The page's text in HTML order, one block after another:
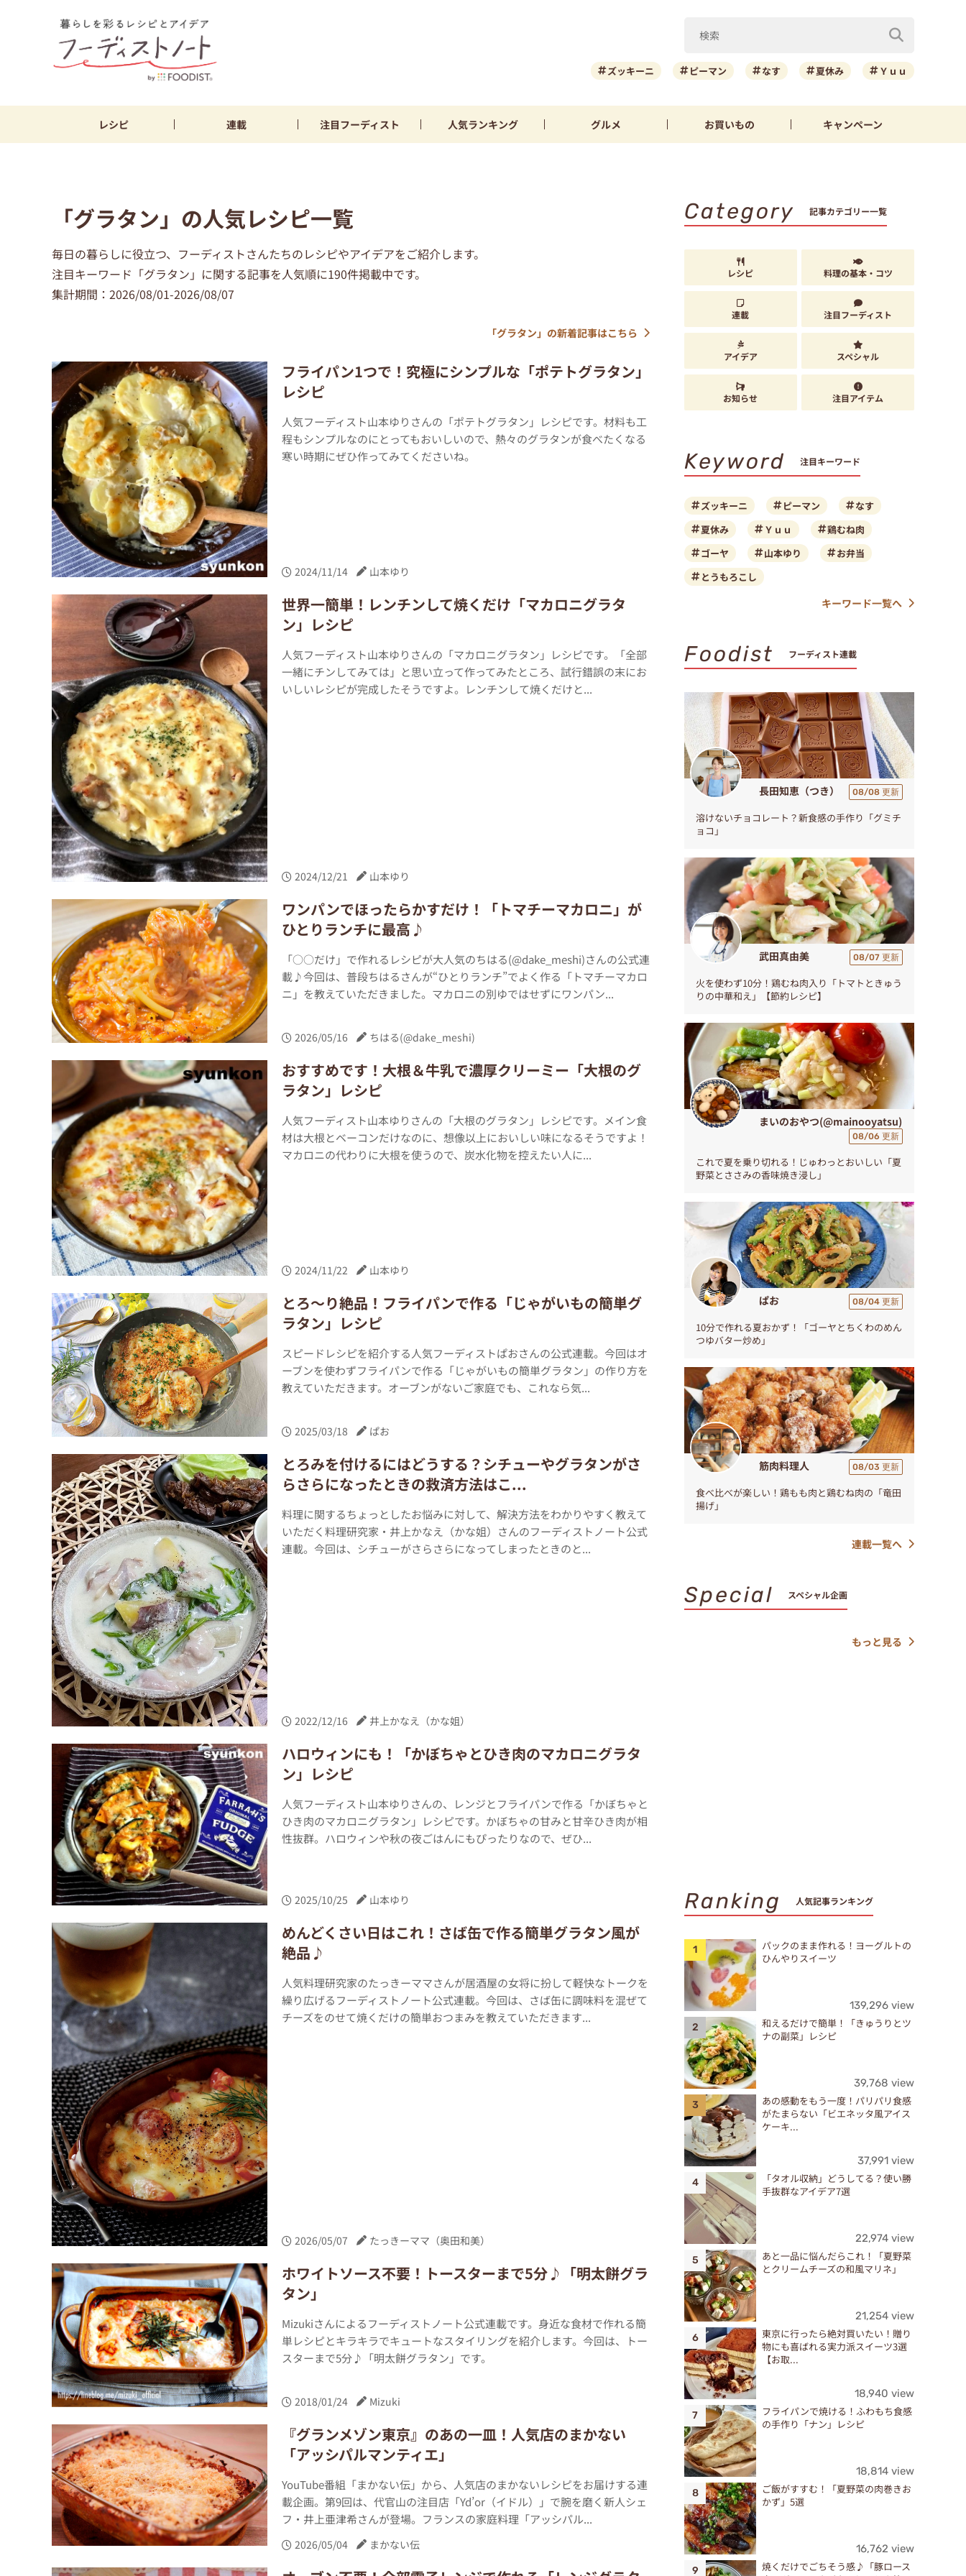
ズッキーニ ピーマン なす 夏休み Ｙｕｕ
レシピ 連載 注目フーディスト 人気ランキング グルメ お買いもの キャンペーン
「グラタン」の人気レシピ一覧
毎日の暮らしに役立つ、フーディストさんたちのレシピやアイデアをご紹介します。
注目キーワード「グラタン」に関する記事を人気順に190件掲載中です。
集計期間：2026/08/01-2026/08/07
「グラタン」の新着記事はこちら
フライパン1つで！究極にシンプルな「ポテトグラタン」
レシピ
人気フーディスト山本ゆりさんの「ポテトグラタン」レシピです。材料も工
程もシンプルなのにとってもおいしいので、熱々のグラタンが食べたくなる
寒い時期にぜひ作ってみてくださいね。
2024/11/14 山本ゆり
世界一簡単！レンチンして焼くだけ「マカロニグラタ
ン」レシピ
人気フーディスト山本ゆりさんの「マカロニグラタン」レシピです。「全部
一緒にチンしてみては」と思い立って作ってみたところ、試行錯誤の末にお
いしいレシピが完成したそうですよ。レンチンして焼くだけと...
2024/12/21 山本ゆり
ワンパンでほったらかすだけ！「トマチーマカロニ」が
ひとりランチに最高♪
「○○だけ」で作れるレシピが大人気のちはる(@dake_meshi)さんの公式連
載♪今回は、普段ちはるさんが“ひとりランチ”でよく作る「トマチーマカロ
ニ」を教えていただきました。マカロニの別ゆではせずにワンパン...
2026/05/16 ちはる(@dake_meshi)
おすすめです！大根＆牛乳で濃厚クリーミー「大根のグ
ラタン」レシピ
人気フーディスト山本ゆりさんの「大根のグラタン」レシピです。メイン食
材は大根とベーコンだけなのに、想像以上においしい味になるそうですよ！
マカロニの代わりに大根を使うので、炭水化物を控えたい人に...
2024/11/22 山本ゆり
とろ～り絶品！フライパンで作る「じゃがいもの簡単グ
ラタン」レシピ
スピードレシピを紹介する人気フーディストぱおさんの公式連載。今回はオ
ーブンを使わずフライパンで作る「じゃがいもの簡単グラタン」の作り方を
教えていただきます。オーブンがないご家庭でも、これなら気...
2025/03/18 ぱお
とろみを付けるにはどうする？シチューやグラタンがさ
らさらになったときの救済方法はこ...
料理に関するちょっとしたお悩みに対して、解決方法をわかりやすく教えて
いただく料理研究家・井上かなえ（かな姐）さんのフーディストノート公式
連載。今回は、シチューがさらさらになってしまったときのと...
2022/12/16 井上かなえ（かな姐）
ハロウィンにも！「かぼちゃとひき肉のマカロニグラタ
ン」レシピ
人気フーディスト山本ゆりさんの、レンジとフライパンで作る「かぼちゃと
ひき肉のマカロニグラタン」レシピです。かぼちゃの甘みと甘辛ひき肉が相
性抜群。ハロウィンや秋の夜ごはんにもぴったりなので、ぜひ...
2025/10/25 山本ゆり
めんどくさい日はこれ！さば缶で作る簡単グラタン風が
絶品♪
人気料理研究家のたっきーママさんが居酒屋の女将に扮して軽快なトークを
繰り広げるフーディストノート公式連載。今回は、さば缶に調味料を混ぜて
チーズをのせて焼くだけの簡単おつまみを教えていただきます...
2026/05/07 たっきーママ（奥田和美）
ホワイトソース不要！トースターまで5分♪「明太餅グラ
タン」
Mizukiさんによるフーディストノート公式連載です。身近な食材で作れる簡
単レシピとキラキラでキュートなスタイリングを紹介します。今回は、トー
スターまで5分♪「明太餅グラタン」です。
2018/01/24 Mizuki
『グランメゾン東京』のあの一皿！人気店のまかない
「アッシパルマンティエ」
YouTube番組「まかない伝」から、人気店のまかないレシピをお届けする連
載企画。第9回は、代官山の注目店「Yd’or（イドル）」で腕を磨く新人シェ
フ・井上亜津希さんが登場。フランスの家庭料理「アッシパル...
2026/05/04 まかない伝
Category 記事カテゴリー一覧
レシピ 料理の基本・コツ
連載 注目フーディスト
アイデア スペシャル
お知らせ 注目アイテム
Keyword 注目キーワード
ズッキーニ ピーマン
なす
夏休み
Ｙｕｕ
鶏むね肉
ゴーヤ
山本ゆり
お弁当
とうもろこし
キーワード一覧へ
Foodist フーディスト連載
長田知恵（つき） 08/08 更新
溶けないチョコレート？新食感の手作り「グミチ
ョコ」
武田真由美 08/07 更新
火を使わず10分！鶏むね肉入り「トマトときゅう
りの中華和え」【節約レシピ】
まいのおやつ(@mainooyatsu)
08/06 更新
これで夏を乗り切れる！じゅわっとおいしい「夏
野菜とささみの香味焼き浸し」
ぱお 08/04 更新
10分で作れる夏おかず！「ゴーヤとちくわのめん
つゆバター炒め」
筋肉料理人 08/03 更新
食べ比べが楽しい！鶏もも肉と鶏むね肉の「竜田
揚げ」
連載一覧へ
Special スペシャル企画
もっと見る
Ranking 人気記事ランキング
パックのまま作れる！ヨーグルトの
ひんやりスイーツ
139,296 view
和えるだけで簡単！「きゅうりとツ
ナの副菜」レシピ
39,768 view
あの感動をもう一度！パリパリ食感
がたまらない「ビエネッタ風アイス
ケーキ...
37,991 view
「タオル収納」どうしてる？使い勝
手抜群なアイデア7選
22,974 view
あと一品に悩んだらこれ！「夏野菜
とクリームチーズの和風マリネ」
21,254 view
東京に行ったら絶対買いたい！贈り
物にも喜ばれる実力派スイーツ3選
【お取...
18,940 view
フライパンで焼ける！ふわもち食感
の手作り「ナン」レシピ
18,814 view
ご飯がすすむ！「夏野菜の肉巻きお
かず」5選
16,762 view
焼くだけでごちそう感♪「豚ロース